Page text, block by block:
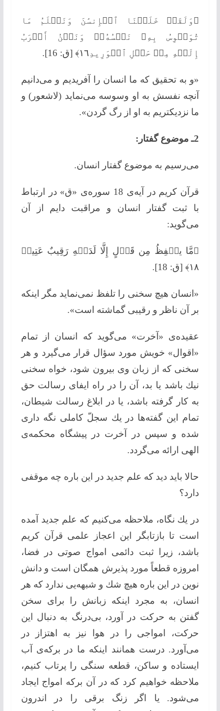
﴿وَلَقَدۡ خَلَقۡنَا ٱلۡإِنسَٰنَ وَنَعۡلَمُ مَا
تُوَسۡوِسُ بِهِۦ نَفۡسُهُۥۖ وَنَحۡنُ أَقۡرَبُ
إِلَیۡهِ مِنۡ حَبۡلِ ٱلۡوَرِیدِ١٦﴾ [ق: 16].
«و به تحقیق كه ما انسان را آفریدیم و می‌دانیم
آنچه نفسش به او وسوسه می‌نماید (لاشعور) و
ما نزدیكتریم به او از رگ گردن».
2ـ موضوع گفتار:
می‌رسیم به موضوع گفتار انسان.
قرآن كریم در آیه‌ی 18 سوره‌ی «ق» در ارتباط
با ثبت گفتار انسان و مراقبت دایم از آن
می‌گوید:
﴿مَّا یلۡفِظُ مِن قَوۡلٍ إِلَّا لَدَیۡهِ رَقِیبٌ عَتِیدٞ
١٨﴾ [ق: 18].
«انسان هیچ سخنی را تلفظ نمی‌نماید مگر اینکه
بر آن ناظر و رقیبی گماشته است».
عقیده‌ی «آخرت» می‌گوید كه انسان از تمام
«اقوال» خویش مورد سؤال قرار می‌گیرد و هر
سخنی كه از زبان وی بیرون شود، خواه سخنی
نیك باشد یا بد، آن را در راه ایفای رسالت حق
به كار گرفته باشد، یا در ابلاغ رسالت شیطان،
تمام این گفته‌ها در یك سجلّ كاملی نگه داری
شده و سپس در آخرت در پیشگاه محكمه‌ی
الهی ارائه می‌گردد.
حالا باید دید كه علم جدید در این باره چه موقفی
دارد؟
در یك نگاه، ملاحظه می‌كنیم كه علم جدید آمده
است تا بازتابگر این اعجاز علمی قرآن كریم
باشد، زیرا ثبت دائمی امواج صوتی در فضا،
امروزه قطعاً مورد پذیرش همگان است و دانش
نوین در این باره هیچ شك و شبهه‌یی ندارد كه هر
انسان، به مجرد اینکه زبانش را برای سخن
گفتن به حركت در آورد، بی‌درنگ به دنبال این
حركت، امواجی را در هوا نیز به اهتزاز در
می‌آورد. درست همانند اینکه ما در بركه‌ی آب
ایستاده و ساكن، قطعه سنگی را پرتاب كنیم،
ملاحظه خواهیم كرد كه در آن بركه امواج ایجاد
می‌شود. یا اگر زنگ برقی را در اندرون